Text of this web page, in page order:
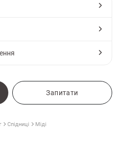
Запитати
Спідниці Міді